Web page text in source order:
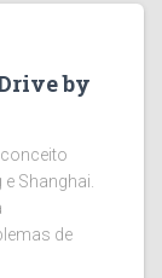
by
Shanghai.
de